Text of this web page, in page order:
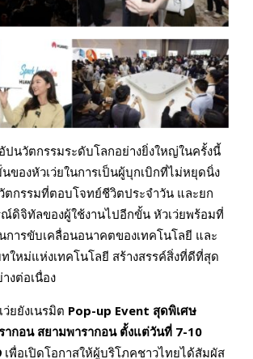
ปนวัตกรรมระดับโลกอย่างยิ่งใหญ่ในครั้งนี้
ของหัวเว่ยในการเป็นผู้บุกเบิกที่ไม่หยุดนิ่ง
ตกรรมที่ตอบโจทย์ชีวิตประจำวัน และยก
ดิจิทัลของผู้ใช้งานไปอีกขั้น หัวเว่ยพร้อมที่
การขับเคลื่อนอนาคตของเทคโนโลยี และ
ใหม่แห่งเทคโนโลยี สร้างสรรค์สิ่งที่ดีที่สุด
งต่อเนื่อง
ว่ยยังเนรมิต Pop-up Event สุดพิเศษ
ากอน สยามพารากอน ตั้งแต่วันที่ 7-10
เพื่อเปิดโอกาสให้ผู้บริโภคชาวไทยได้สัมผัส